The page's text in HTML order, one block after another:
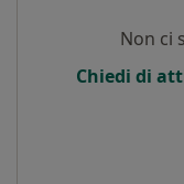
Non ci
Chiedi di